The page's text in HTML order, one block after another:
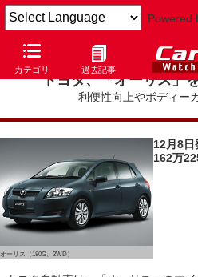
Powered
カテゴリ 過去記事
トヨタ、「オーリス」
利便性向上やボディー
オーリス（180G、2WD）
12月8日
162万